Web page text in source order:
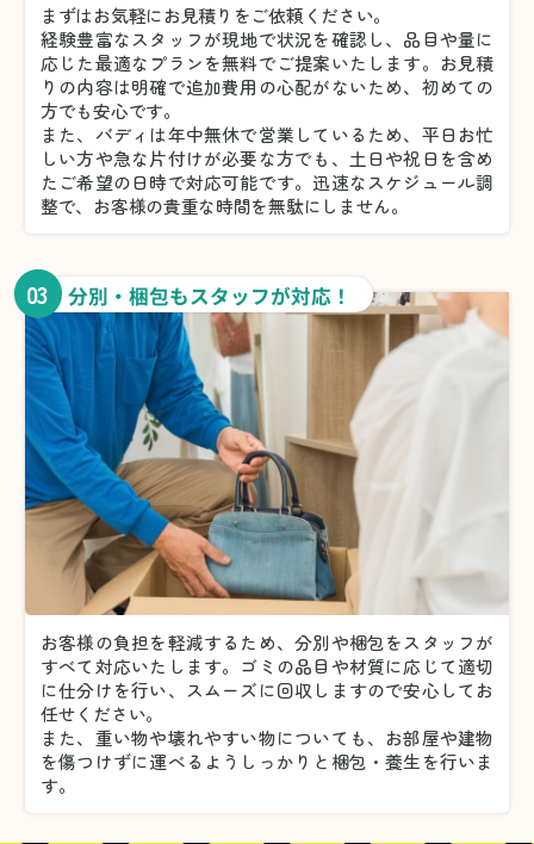
まずはお気軽にお見積りをご依頼ください。
経験豊富なスタッフが現地で状況を確認し、品目や量に
応じた最適なプランを無料でご提案いたします。お見積
りの内容は明確で追加費用の心配がないため、初めての
方でも安心です。
また、バディは年中無休で営業しているため、平日お忙
しい方や急な片付けが必要な方でも、土日や祝日を含め
たご希望の日時で対応可能です。迅速なスケジュール調
整で、お客様の貴重な時間を無駄にしません。
03 分別・梱包もスタッフが対応！
お客様の負担を軽減するため、分別や梱包をスタッフが
すべて対応いたします。 ゴミの品目や材質に応じて適切
に仕分けを行い、スムーズに回収しますので安心してお
任せください。
また、重い物や壊れやすい物についても、お部屋や建物
を傷つけずに運べるようしっかりと梱包・養生を行いま
す。